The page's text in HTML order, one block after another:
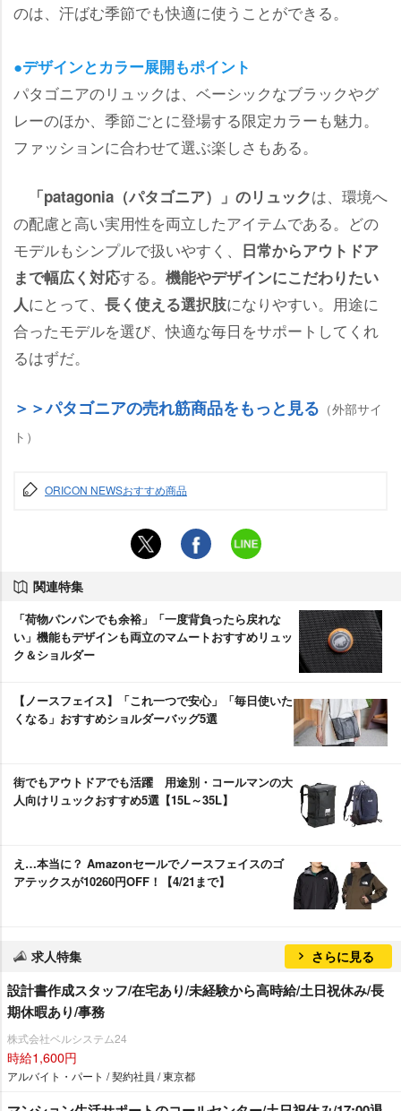
のは、汗ばむ季節でも快適に使うことができる。
●デザインとカラー展開もポイント
パタゴニアのリュックは、ベーシックなブラックやグ
レーのほか、季節ごとに登場する限定カラーも魅力。
ファッションに合わせて選ぶ楽しさもある。
「patagonia（パタゴニア）」のリュックは、環境へ
の配慮と高い実用性を両立したアイテムである。どの
モデルもシンプルで扱いやすく、
日常からアウトドア
まで幅広く対応する。 機能やデザインにこだわりたい
人にとって、 長く使える選択肢になりやすい。用途に
合ったモデルを選び、快適な毎日をサポートしてくれ
るはずだ。
＞＞パタゴニアの売れ筋商品をもっと見る （外部サイ
ト）
ORICON NEWSおすすめ商品
関連特集
「荷物パンパンでも余裕」「一度背負ったら戻れな
い」機能もデザインも両立のマムートおすすめリュッ
ク＆ショルダー
【ノースフェイス】「これ一つで安心」「毎日使いた
くなる」おすすめショルダーバッグ5選
街でもアウトドアでも活躍 用途別・コールマンの大
人向けリュックおすすめ5選【15L～35L】
え…本当に？ Amazonセールでノースフェイスのゴ
アテックスが10260円OFF！【4/21まで】
求人特集 さらに見る
設計書作成スタッフ/在宅あり/未経験から高時給/土日祝休み/長
期休暇あり/事務
株式会社ベルシステム24
時給1,600円
アルバイト・パート / 契約社員 / 東京都